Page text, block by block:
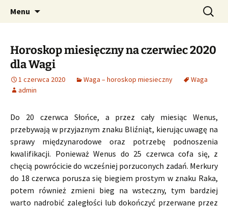
CzaroMarowy horoskop
dzienny, miesięczny i
tygodniowy
Profesjonalne przepowiednie astrologiczne
Menu Szukaj:
Horoskop miesięczny na czerwiec 2020
dla Wagi
1 czerwca 2020 Waga – horoskop miesieczny
Waga
admin
Do 20 czerwca Słońce, a przez cały miesiąc Wenus,
przebywają w przyjaznym znaku Bliźniąt, kierując uwagę na
sprawy międzynarodowe oraz potrzebę podnoszenia
kwalifikacji. Ponieważ Wenus do 25 czerwca cofa się, z
chęcią powrócicie do wcześniej porzuconych zadań. Merkury
do 18 czerwca porusza się biegiem prostym w znaku Raka,
potem również zmieni bieg na wsteczny, tym bardziej
warto nadrobić zaległości lub dokończyć przerwane przez